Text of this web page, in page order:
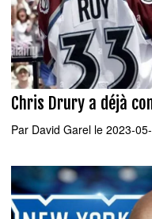
Chris Drury a déjà
Par David Garel le 2023-